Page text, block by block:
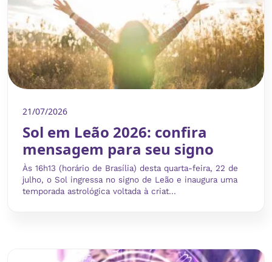
21/07/2026
Sol em Leão 2026: confira
mensagem para seu signo
Às 16h13 (horário de Brasília) desta quarta-feira, 22 de
julho, o Sol ingressa no signo de Leão e inaugura uma
temporada astrológica voltada à criat...